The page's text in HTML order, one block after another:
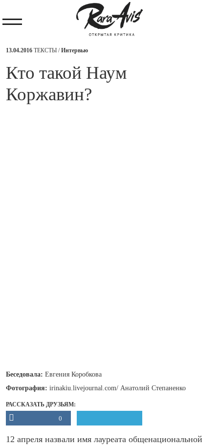
13.04.2016 ТЕКСТЫ /Интервью
​Кто такой Наум
Коржавин?
Беседовала: Евгения Коробкова
Фотография: irinakiu.livejournal.com/ Анатолий Степаненко
РАССКАЗАТЬ ДРУЗЬЯМ:
0
12 апреля назвали имя лауреата общенациональной